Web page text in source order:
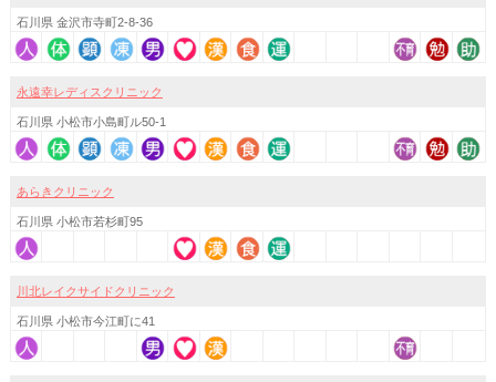
石川県 金沢市寺町2-8-36
永遠幸レディスクリニック
石川県 小松市小島町ル50-1
あらきクリニック
石川県 小松市若杉町95
川北レイクサイドクリニック
石川県 小松市今江町に41